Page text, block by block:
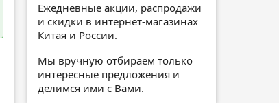
Ежедневные акции, распродажи
и скидки в интернет-магазинах
Китая и России.
Мы вручную отбираем только
интересные предложения и
делимся ими с Вами.